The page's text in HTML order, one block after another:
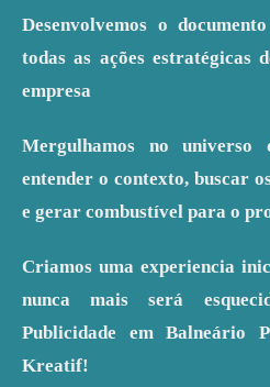
Desenvolvemos o
todas as ações estratégicas
empresa
Mergulhamos no universo
entender o contexto, buscar
e gerar combustível para o
Criamos uma experiencia
nunca mais será
Publicidade em Balneário
Kreatif!